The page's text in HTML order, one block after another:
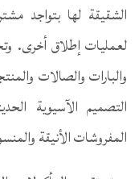
لعمليات إطلاق أخرى.
والبارات والصالات
التصميم الآسيوية
المفروشات الأنيقة